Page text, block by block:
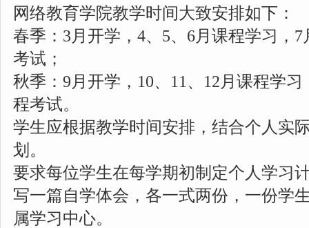
网络教育学院教学时间大致安排如下：
春季： 3月开学，4、5、6月课程学习，
考试；
秋季： 9月开学，10、11、12月课程学
程考试。
学生应根据教学时间安排，结合个人实
划。
要求每位学生在每学期初制定个人学习
写一篇自学体会，各一式两份，一份学
属学习中心。